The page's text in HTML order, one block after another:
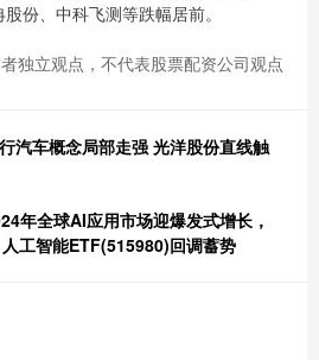
份、中科飞测等跌幅居前。
独立观点，不代表股票配资公司观点
汽车概念局部走强 光洋股份直线触
年全球AI应用市场迎爆发式增长，
工智能ETF(515980)回调蓄势